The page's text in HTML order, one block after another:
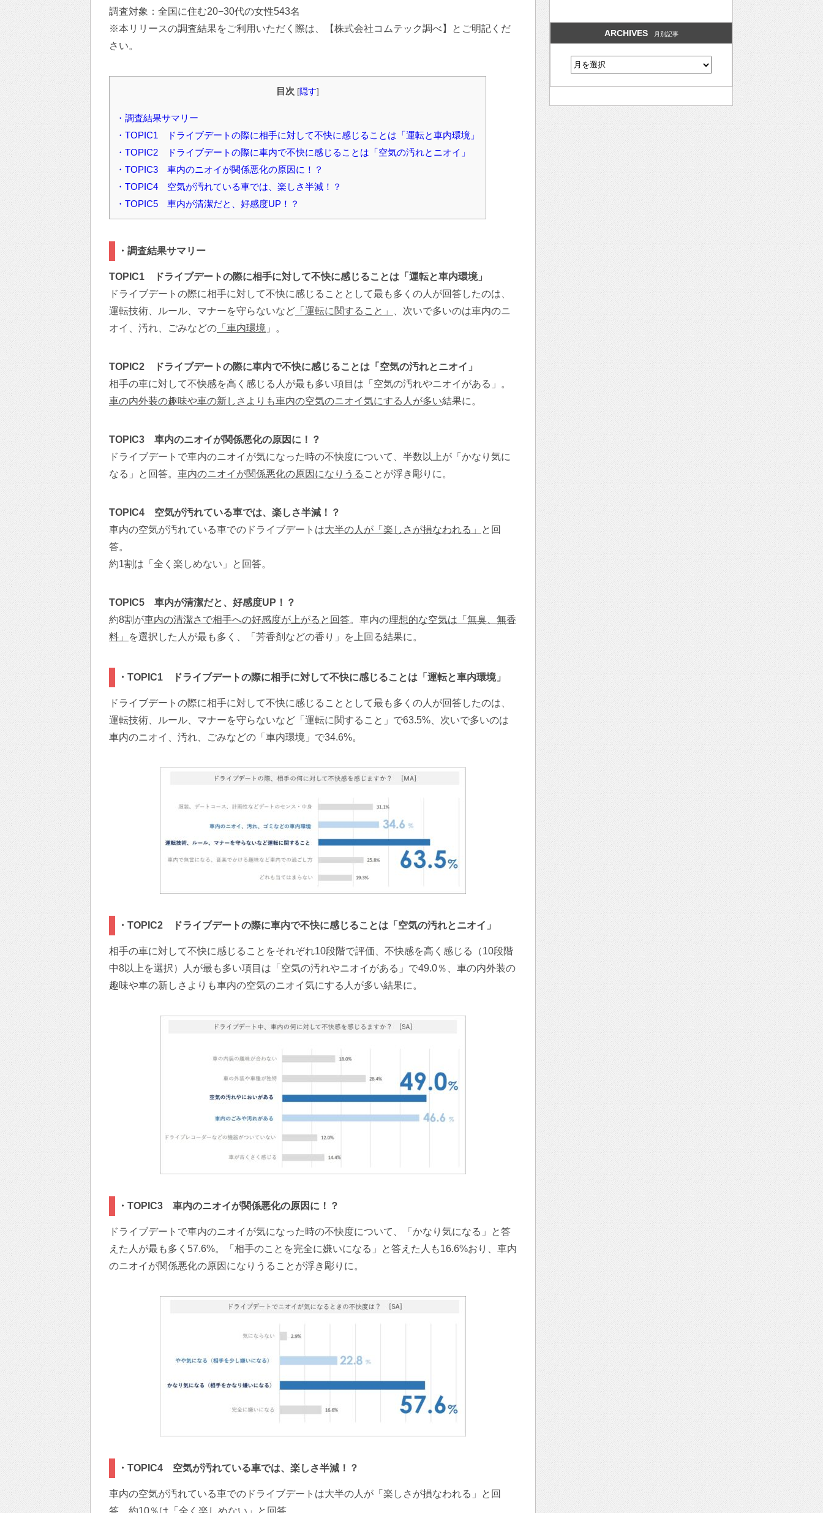
調査対象：全国に住む20−30代の女性543名
※本リリースの調査結果をご利用いただく際は、【株式会社コムテック調べ】とご明記くだ
さい。
目次 [隠す]
・調査結果サマリー
・TOPIC1 ドライブデートの際に相手に対して不快に感じることは「運転と車内環境」
・TOPIC2 ドライブデートの際に車内で不快に感じることは「空気の汚れとニオイ」
・TOPIC3 車内のニオイが関係悪化の原因に！？
・TOPIC4 空気が汚れている車では、楽しさ半減！？
・TOPIC5 車内が清潔だと、好感度UP！？
・調査結果サマリー
TOPIC1 ドライブデートの際に相手に対して不快に感じることは「運転と車内環境」
ドライブデートの際に相手に対して不快に感じることとして最も多くの人が回答したのは、
運転技術、ルール、マナーを守らないなど 「運転に関すること」
、次いで多いのは車内のニ
オイ、汚れ、ごみなどの 「車内環境 」。
TOPIC2 ドライブデートの際に車内で不快に感じることは「空気の汚れとニオイ」
相手の車に対して不快感を高く感じる人が最も多い項目は「空気の汚れやニオイがある」。
車の内外装の趣味や車の新しさよりも車内の空気のニオイ気にする人が多い結果に。
TOPIC3 車内のニオイが関係悪化の原因に！？
ドライブデートで車内のニオイが気になった時の不快度について、半数以上が「かなり気に
なる」と回答。 車内のニオイが関係悪化の原因になりうる ことが浮き彫りに。
TOPIC4 空気が汚れている車では、楽しさ半減！？
車内の空気が汚れている車でのドライブデートは大半の人が「楽しさが損なわれる」
と回
答。
約1割は「全く楽しめない」と回答。
TOPIC5 車内が清潔だと、好感度UP！？
約8割が車内の清潔さで相手への好感度が上がると回答。車内の理想的な空気は「無臭、無香
料」
を選択した人が最も多く、「芳香剤などの香り」を上回る結果に。
・TOPIC1 ドライブデートの際に相手に対して不快に感じることは「運転と車内環境」
ドライブデートの際に相手に対して不快に感じることとして最も多くの人が回答したのは、
運転技術、ルール、マナーを守らないなど「運転に関すること」で63.5%、次いで多いのは
車内のニオイ、汚れ、ごみなどの「車内環境」で34.6%。
・TOPIC2 ドライブデートの際に車内で不快に感じることは「空気の汚れとニオイ」
相手の車に対して不快に感じることをそれぞれ10段階で評価、不快感を高く感じる（10段階
中8以上を選択）人が最も多い項目は「空気の汚れやニオイがある」で49.0％、車の内外装の
趣味や車の新しさよりも車内の空気のニオイ気にする人が多い結果に。
・TOPIC3 車内のニオイが関係悪化の原因に！？
ドライブデートで車内のニオイが気になった時の不快度について、「かなり気になる」と答
えた人が最も多く57.6%。「相手のことを完全に嫌いになる」と答えた人も16.6%おり、車内
のニオイが関係悪化の原因になりうることが浮き彫りに。
・TOPIC4 空気が汚れている車では、楽しさ半減！？
車内の空気が汚れている車でのドライブデートは大半の人が「楽しさが損なわれる」と回
答。約10％は「全く楽しめない」と回答。
ARCHIVES 月別記事